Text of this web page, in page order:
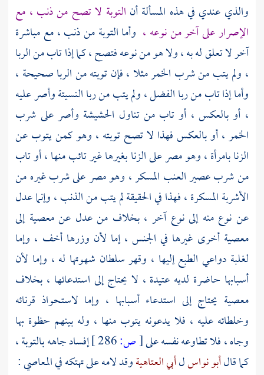
والذي عندي في هذه المسألة أن التوبة لا تصح من ذنب ، مع
الإصرار على آخر من نوعه ، وأما التوبة من ذنب ، مع مباشرة
آخر لا تعلق له به ، ولا هو من نوعه فتصح ، كما إذا تاب من الربا
، ولم يتب من شرب الخمر مثلا ، فإن توبته من الربا صحيحة ،
وأما إذا تاب من ربا الفضل ، ولم يتب من ربا النسيئة وأصر عليه
، أو بالعكس ، أو تاب من تناول الحشيشة وأصر على شرب
الخمر ، أو بالعكس فهذا لا تصح توبته ، وهو كمن يتوب عن
الزنا بامرأة ، وهو مصر على الزنا بغيرها غير تائب منها ، أو تاب
من شرب عصير العنب المسكر ، وهو مصر على شرب غيره من
الأشربة المسكرة ، فهذا في الحقيقة لم يتب من الذنب ، وإنما عدل
عن نوع منه إلى نوع آخر ، بخلاف من عدل عن معصية إلى
معصية أخرى غيرها في الجنس ، إما لأن وزرها أخف ، وإما
لغلبة دواعي الطبع إليها ، وقهر سلطان شهوتها له ، وإما لأن
أسبابها حاضرة لديه عتيدة ، لا يحتاج إلى استدعائها ، بخلاف
معصية يحتاج إلى استدعاء أسبابها ، وإما لاستحواذ قرنائه
وخلطائه عليه ، فلا يدعونه يتوب منها ، وله بينهم حظوة بها
وجاه ، فلا تطاوعه نفسه على[ص:
إفساد جاهه بالتوبة ،
كما قالأبو نواسلأبي العتاهيةوقد لامه على تهتكه في المعاصي :